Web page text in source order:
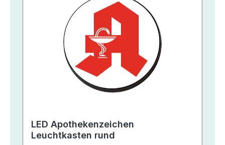
LED Apothekenzeichen
Leuchtkasten rund